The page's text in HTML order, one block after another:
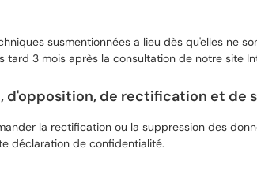
susmentionnées a lieu dès qu'elles ne
tard 3 mois après la consultation de notre site
d'opposition, de rectification et de
la rectification ou la suppression des
déclaration de confidentialité.